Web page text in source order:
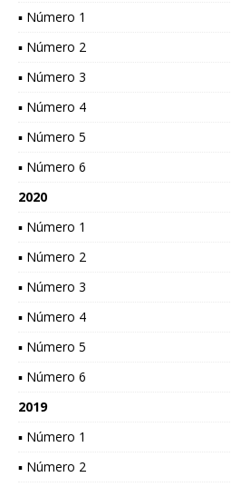
▪ Número 1
▪ Número 2
▪ Número 3
▪ Número 4
▪ Número 5
▪ Número 6
2020
▪ Número 1
▪ Número 2
▪ Número 3
▪ Número 4
▪ Número 5
▪ Número 6
2019
▪ Número 1
▪ Número 2